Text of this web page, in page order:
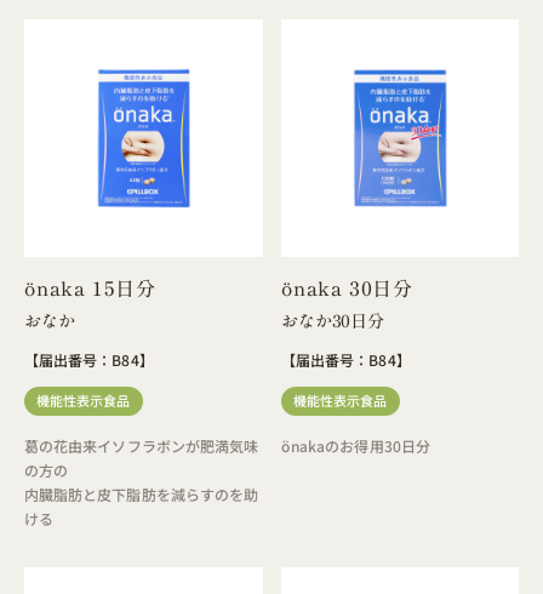
önaka 15日分
おなか
【届出番号：B84】
機能性表示食品
葛の花由来イソフラボンが肥満気味
の方の
内臓脂肪と皮下脂肪を減らすのを助
ける
önaka 30日分
おなか30日分
【届出番号：B84】
機能性表示食品
önakaのお得用30日分